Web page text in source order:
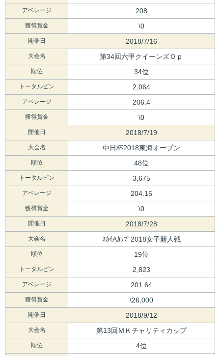
アベレージ 208
獲得賞金 \0
開催日 2018/7/16
大会名 第34回六甲クイーンズＯｐ
順位 34位
トータルピン 2,064
アベレージ 206.4
獲得賞金 \0
開催日 2018/7/19
大会名 中日杯2018東海オープン
順位 48位
トータルピン 3,675
アベレージ 204.16
獲得賞金 \0
開催日 2018/7/28
大会名 ｽｶｲAｶｯﾌﾟ2018女子新人戦
順位 19位
トータルピン 2,823
アベレージ 201.64
獲得賞金 \26,000
開催日 2018/9/12
大会名 第13回ＭＫチャリティカップ
順位 4位